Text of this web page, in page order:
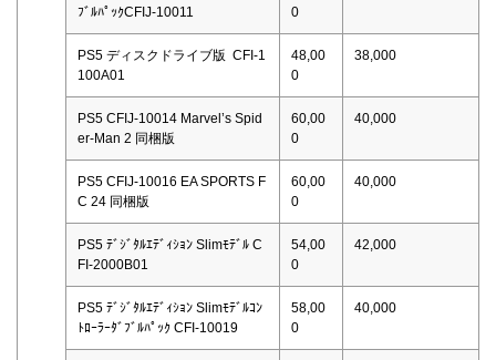
ﾌﾞﾙﾊﾟｯｸCFIJ-10011 0
PS5 ディスクドライブ版 CFI-1
100A01
48,00
0
38,000
PS5 CFIJ-10014 Marvel’s Spid
er-Man 2 同梱版
60,00
0
40,000
PS5 CFIJ-10016 EA SPORTS F
C 24 同梱版
60,00
0
40,000
PS5 ﾃﾞｼﾞﾀﾙｴﾃﾞｨｼｮﾝ Slimﾓﾃﾞﾙ C
FI-2000B01
54,00
0
42,000
PS5 ﾃﾞｼﾞﾀﾙｴﾃﾞｨｼｮﾝ Slimﾓﾃﾞﾙｺﾝ
ﾄﾛｰﾗｰﾀﾞﾌﾞﾙﾊﾟｯｸ CFI-10019
58,00
0
40,000